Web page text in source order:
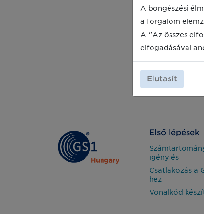
Első lépések
igénylés
Csatlakozás a
hez
Vonalkód
A böngészési
a forgalom
A "Az összes
elfogadásával
Elutasít